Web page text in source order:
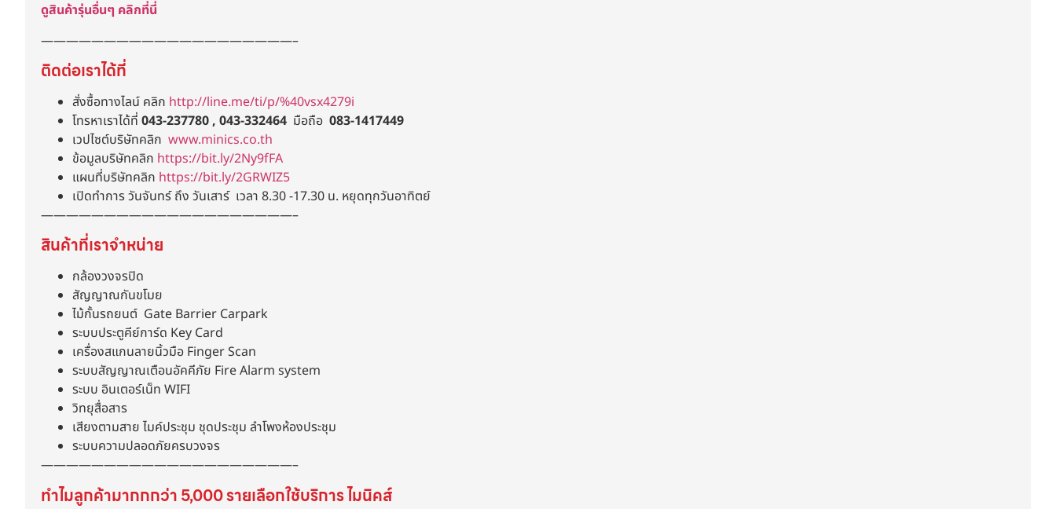
ดูสินค้ารุ่นอื่นๆ คลิกที่นี่
————————————————————–
ติดต่อเราได้ที่
สั่งซื้อทางไลน์ คลิก http://line.me/ti/p/%40vsx4279i
โทรหาเราได้ที่ 043-237780 , 043-332464 มือถือ 083-1417449
เวปไซต์บริษัทคลิก www.minics.co.th
ข้อมูลบริษัทคลิก https://bit.ly/2Ny9fFA
แผนที่บริษัทคลิก https://bit.ly/2GRWIZ5
เปิดทำการ วันจันทร์ ถึง วันเสาร์ เวลา 8.30 -17.30 น. หยุดทุกวันอาทิตย์
————————————————————–
สินค้าที่เราจำหน่าย
กล้องวงจรปิด
สัญญาณกันขโมย
ไม้กั้นรถยนต์ Gate Barrier Carpark
ระบบประตูคีย์การ์ด Key Card
เครื่องสแกนลายนิ้วมือ Finger Scan
ระบบสัญญาณเตือนอัคคีภัย Fire Alarm system
ระบบ อินเตอร์เน็ท WIFI
วิทยุสื่อสาร
เสียงตามสาย ไมค์ประชุม ชุดประชุม ลำโพงห้องประชุม
ระบบความปลอดภัยครบวงจร
————————————————————–
ทำไมลูกค้ามากกกว่า 5,000 รายเลือกใช้บริการ ไมนิคส์